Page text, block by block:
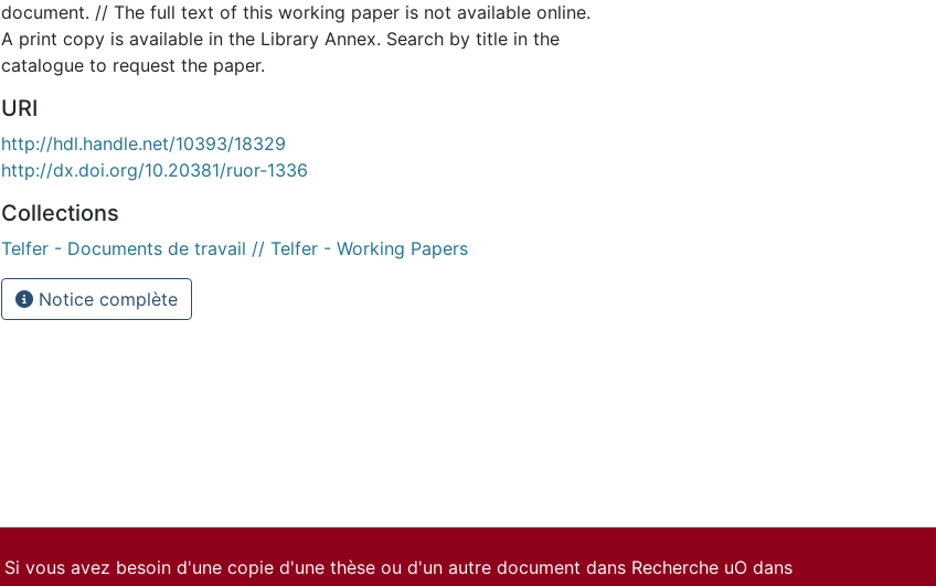
document. // The full text of this working paper is not available online.
A print copy is available in the Library Annex. Search by title in the
catalogue to request the paper.
URI
http://hdl.handle.net/10393/18329
http://dx.doi.org/10.20381/ruor-1336
Collections
Telfer - Documents de travail // Telfer - Working Papers
Notice complète
Si vous avez besoin d'une copie d'une thèse ou d'un autre document dans Recherche uO dans